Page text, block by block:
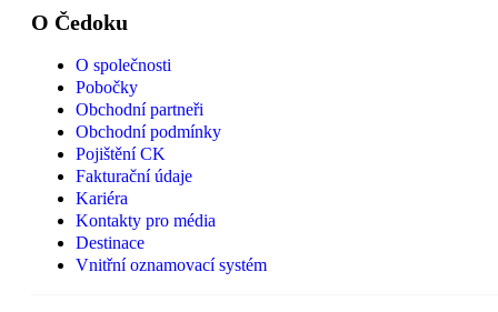
O Čedoku
O společnosti
Pobočky
Obchodní partneři
Obchodní podmínky
Pojištění CK
Fakturační údaje
Kariéra
Kontakty pro média
Destinace
Vnitřní oznamovací systém